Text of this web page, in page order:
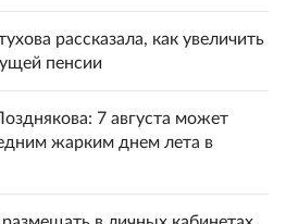
рассказала, как увеличить
пенсии
7 августа может
жарким днем лета в